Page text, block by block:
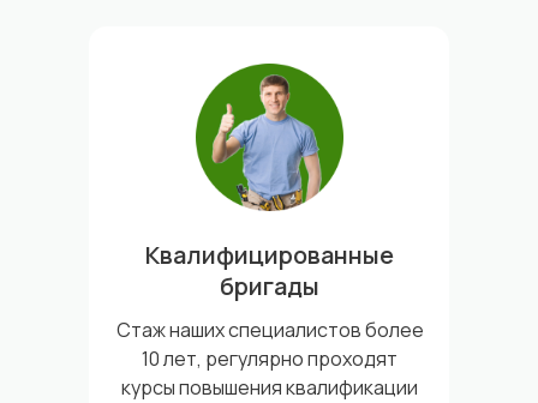
Квалифицированные
бригады
Стаж наших специалистов более
10 лет, регулярно проходят
курсы повышения квалификации